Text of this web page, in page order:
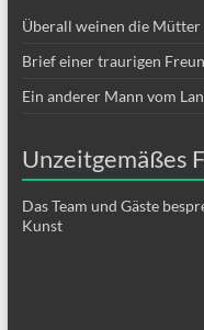
Überall weinen die Mütter
Brief einer traurigen
Ein anderer Mann vom
Unzeitgemäßes
Das Team und Gäste
Kunst